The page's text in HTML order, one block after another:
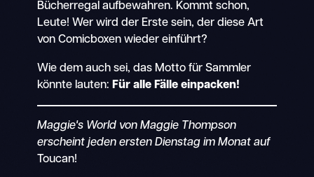
Bücherregal aufbewahren. Kommt schon,
Leute! Wer wird der Erste sein, der diese Art
von Comicboxen wieder einführt?
Wie dem auch sei, das Motto für Sammler
könnte lauten: Für alle Fälle einpacken!
Maggie's World von Maggie Thompson
erscheint jeden ersten Dienstag im Monat auf
Toucan!